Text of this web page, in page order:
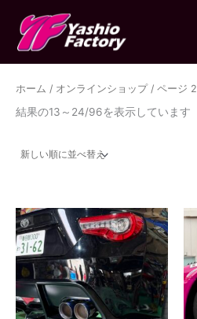
索
対
:ホーム / オンラインショップ/ ページ 2
結果の13～24/96を表示しています
価
格
帯:
¥350,000
¥398,000